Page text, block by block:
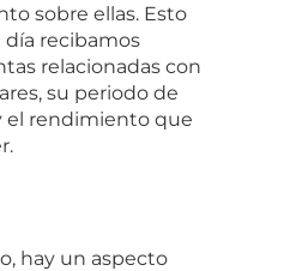
sobre ellas. Esto
día recibamos
relacionadas con
su periodo de
el rendimiento que
hay un aspecto